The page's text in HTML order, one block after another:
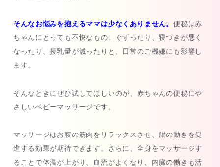
そんなお悩みを抱えるママは少なくありません。 便秘は赤
ちゃんにとっても不快なもの。ぐずったり、寝つきが悪く
なったり、授乳量が減ったりと、日常のご機嫌にも影響し
ます。
そんなときにぜひ試してほしいのが、赤ちゃんの便秘にや
さしいベビーマッサージです。
マッサージはお腹の筋肉をリラックスさせ、腸の動きを促
進する効果が期待できます。さらに、全身をマッサージす
ることで体温が上がり、血流がよくなり、内臓の働きも活